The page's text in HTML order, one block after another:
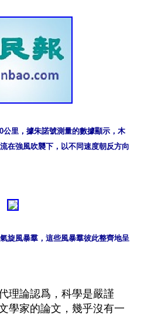
里，據朱諾號測量的數據顯示，木
在強風吹襲下，以不同速度朝反方向
旋風暴羣，這些風暴羣彼此整齊地呈
理論認爲，科學是嚴謹
學家的論文，幾乎沒有一